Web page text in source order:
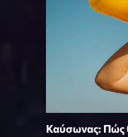
Καύσωνας: Πώς